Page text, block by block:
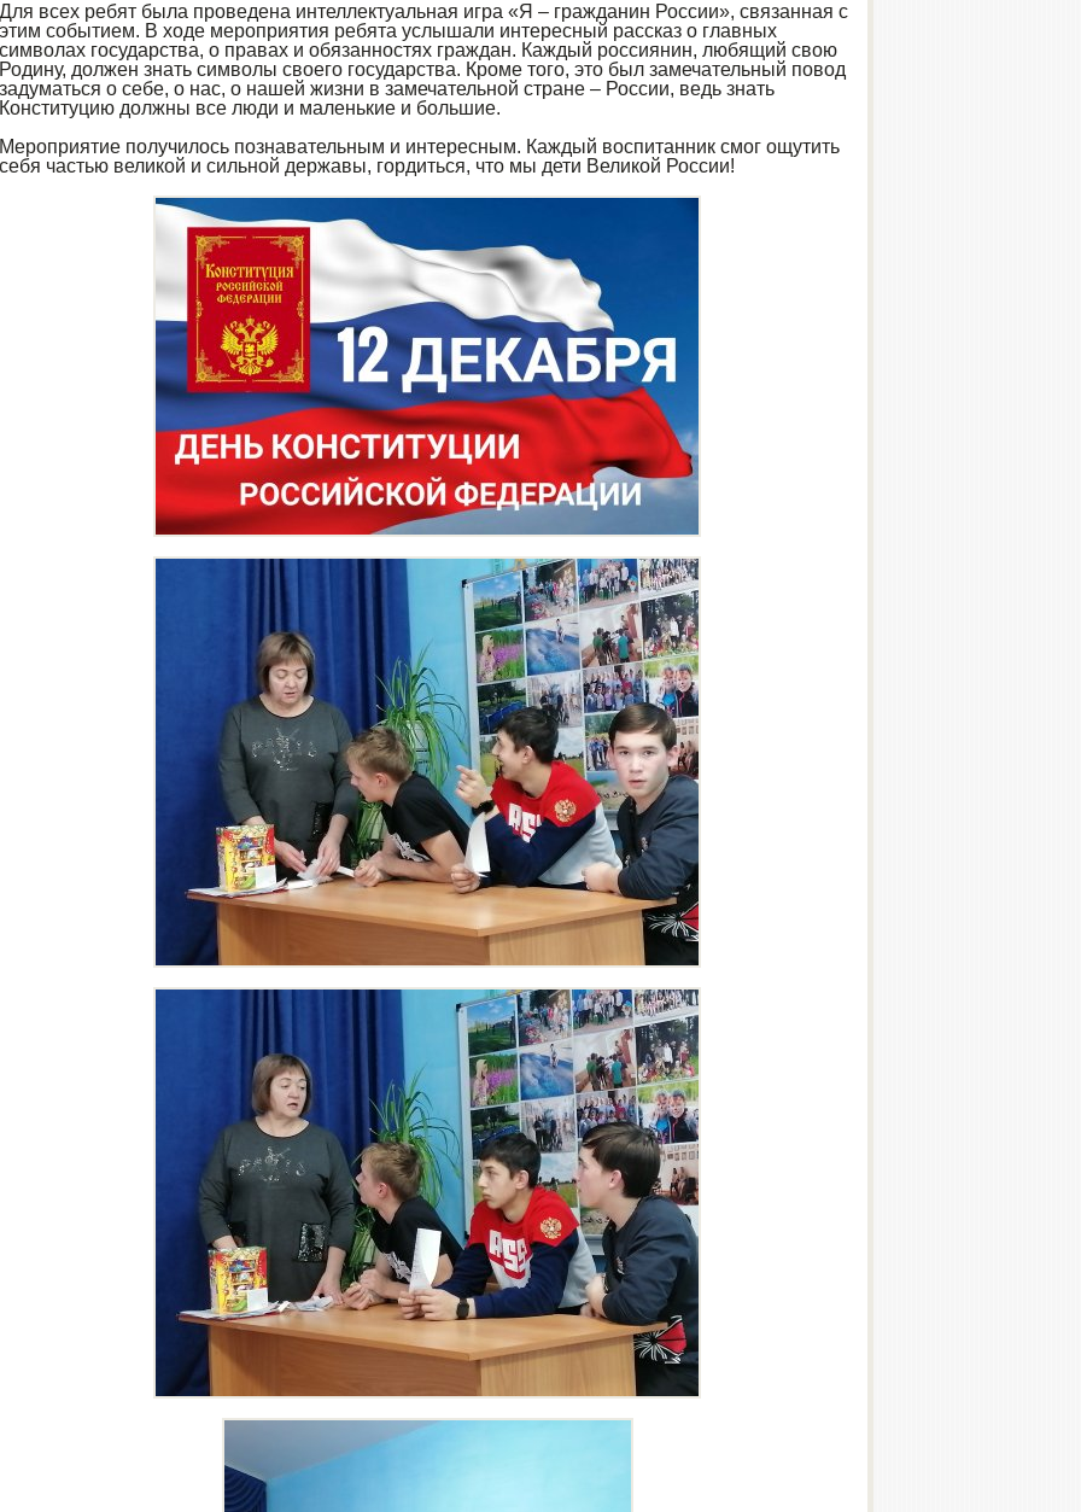
Для всех ребят была проведена интеллектуальная игра «Я – гражданин России», связанная с
этим событием. В ходе мероприятия ребята услышали интересный рассказ о главных
символах государства, о правах и обязанностях граждан. Каждый россиянин, любящий свою
Родину, должен знать символы своего государства. Кроме того, это был замечательный повод
задуматься о себе, о нас, о нашей жизни в замечательной стране – России, ведь знать
Конституцию должны все люди и маленькие и большие.
Мероприятие получилось познавательным и интересным. Каждый воспитанник смог ощутить
себя частью великой и сильной державы, гордиться, что мы дети Великой России!